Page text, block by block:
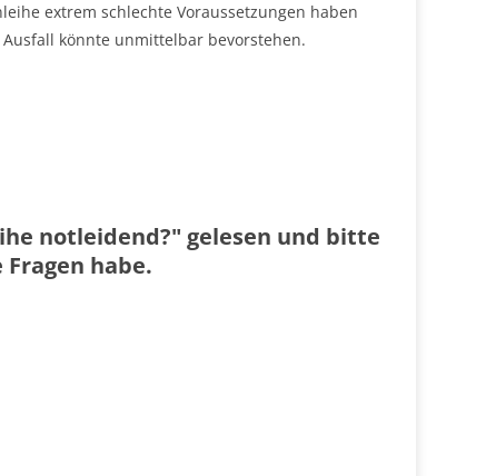
extrem schlechte Voraussetzungen haben
könnte unmittelbar bevorstehen.
notleidend?" gelesen und bitte
habe.